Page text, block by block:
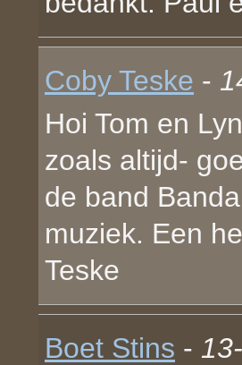
Coby Teske -
Hoi Tom en
zoals altijd-
de band
muziek. Een
Teske
Boet Stins -